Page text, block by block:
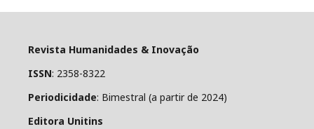
Revista Humanidades & Inovação
ISSN: 2358-8322
Periodicidade: Bimestral (a partir de 2024)
Editora Unitins